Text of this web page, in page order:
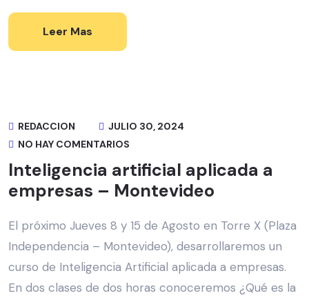
Leer Mas
REDACCION
JULIO 30, 2024
NO HAY COMENTARIOS
Inteligencia artificial aplicada a
empresas – Montevideo
El próximo Jueves 8 y 15 de Agosto en Torre X (Plaza
Independencia – Montevideo), desarrollaremos un
curso de Inteligencia Artificial aplicada a empresas.
En dos clases de dos horas conoceremos ¿Qué es la